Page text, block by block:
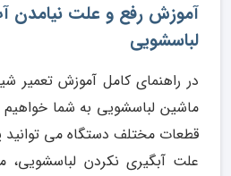
آموزش رفع و علت نیامدن
لباسشویی
در راهنمای کامل آموزش تعمیر
ماشین لباسشویی به شما
قطعات مختلف دستگاه می
علت آبگیری نکردن